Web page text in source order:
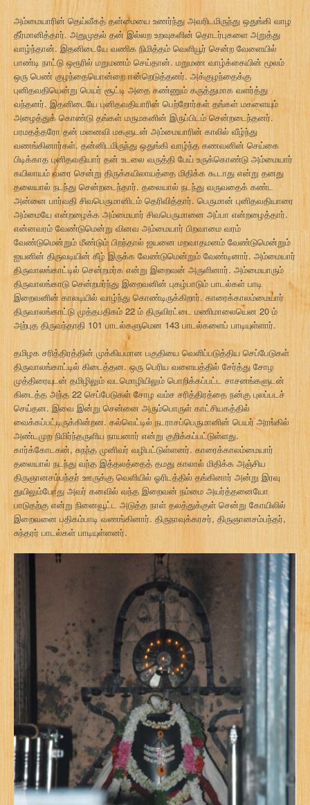
அம்மையாரின் தெய்வீகத் தன்மையை உணர்ந்து அவரிடமிருந்து ஒதுங்கி வாழ
தீர்மானித்தார். அதுமுதல் தன் இல்லற உறவுகளின் தொடர்புகளை அறுத்து
வாழ்ந்தான். இதனிடையே வணிக நிமித்தம் வெளியூர் சென்ற வேளையில்
பாண்டி நாட்டு ஒரூரில் மறுமணம் செய்தான். மறுமண வாழ்க்கையின் மூலம்
ஒரு பெண் குழந்தையொன்றை ஈன்றெடுத்தனர். அக்குழந்தைக்கு
புனிதவதியென்று பெயர் சூட்டி அதை கண்ணும் கருத்துமாக வளர்த்து
வந்தனர். இதனிடையே புனிதவதியாரின் பெற்றோர்கள் தங்கள் மகளையும்
அழைத்துக் கொண்டு தங்கள் மருமகனின் இருப்பிடம் சென்றடைந்தனர்.
பரமதத்தரோ தன் மனைவி மகளுடன் அம்மையாரின் காலில் வீழ்ந்து
வணங்கினார்கள். தன்னிடமிருந்து ஒதுங்கி வாழ்ந்த கணவனின் செய்கை
பிடிக்காத புனிதவதியார் தன் உடலை வருத்தி பேய் உருக்கொண்டு அம்மையார்
கயிலாயம் வரை சென்று திருக்கயிலாயத்தை மிதிக்க கூடாது என்று தனது
தலையால் நடந்து சென்றடைந்தார். தலையால் நடந்து வருவதைக் கண்ட
அன்னை பார்வதி சிவபெருமானிடம் தெரிவித்தார். பெருமான் புனிதவதியாரை
அம்மையே என்றழைக்க அம்மையார் சிவபெருமானை அப்பா என்றழைத்தார்.
என்னவரம் வேண்டுமென்று வினவ அம்மையார் பிறவாமை வரம்
வேண்டுமென்றும் மீண்டும் பிறந்தால் ஐயனை மறவாதமனம் வேண்டுமென்றும்
ஐயனின் திருவடியின் கீழ் இருக்க வேண்டுமென்றும் வேண்டினார். அம்மையார்
திருவாலங்காட்டில் சென்றமர்க என்று இறைவன் அருளினார். அம்மையாரும்
திருவாலங்காடு சென்றமர்ந்து இறைவனின் புகழ்பாடும் பாடல்கள் பாடி
இறைவனின் காலடியில் வாழ்ந்து கொண்டிருக்கிறார். காரைக்காலம்மையார்
திருவாலங்காட்டு முத்தபதிகம் 22 ம் திருவிரட்டை மணிமாலையென 20 ம்
அற்புத திருவந்தாதி 101 பாடல்களுமென 143 பாடல்களைப் பாடியுள்ளார்.
தமிழக சரித்திரத்தின் முக்கியமான பகுதியை வெளிப்படுத்திய செப்பேடுகள்
திருவாலங்காட்டில் கிடைத்தன. ஒரு பெரிய வளையத்தில் சேர்த்து சோழ
முத்திரையுடன் தமிழிலும் வடமொழியிலும் பொறிக்கப்பட்ட சாசனங்களுடன்
கிடைத்த அந்த 22 செப்பேடுகள் சோழ வம்ச சரித்திரத்தை நன்கு புலப்படச்
செய்தன. இவை இன்று சென்னை அரும்பொருள் காட்சியகத்தில்
வைக்கப்பட்டிருக்கின்றன. கல்வெட்டில் நடராசப்பெருமானின் பெயர் அரங்கில்
அண்டமுற நிமிர்ந்தருளிய நாயனார் என்று குறிக்கப்பட்டுள்ளது.
கார்க்கோடகன், சுநந்த முனிவர் வழிபட்டுள்ளனர். காரைக்காலம்மையார்
தலையால் நடந்து வந்த இத்தலத்தைத் தமது காலால் மிதிக்க அஞ்சிய
திருஞானசம்பந்தர் ஊருக்கு வெளியில் ஓரிடத்தில் தங்கினார் அன்று இரவு
துயிலும்போது அவர் கனவில் வந்த இறைவன் நம்மை அயர்த்தனையோ
பாடுதற்கு என்று நினைவூட்ட அடுத்த நாள் தலத்துக்குள் சென்று கோயிலில்
இறைவனை பதிகம்பாடி வணங்கினார். திருநாவுக்கரசர், திருஞானசம்பந்தர்,
சுந்தரர் பாடல்கள் பாடியுள்ளனர்.